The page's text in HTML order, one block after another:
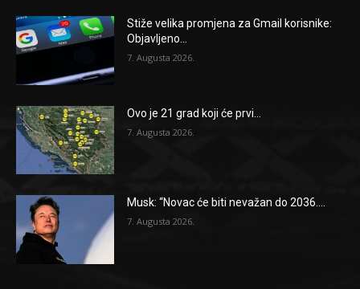
Stiže velika promjena za Gmail korisnike:
Objavljeno...
7. Augusta 2026.
Ovo je 21 grad koji će prvi...
7. Augusta 2026.
Musk: “Novac će biti nevažan do 2036....
7. Augusta 2026.